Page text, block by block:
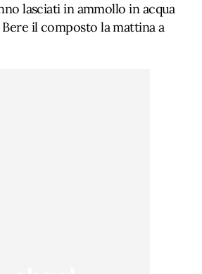
lasciati in ammollo in acqua
il composto la mattina a